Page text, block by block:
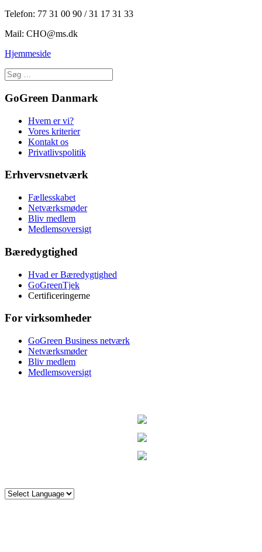
Telefon: 77 31 00 90 / 31 17 31 33
Mail: CHO@ms.dk
Hjemmeside
GoGreen Danmark
Hvem er vi?
Vores kriterier
Kontakt os
Privatlivspolitik
Erhvervsnetværk
Fællesskabet
Netværksmøder
Bliv medlem
Medlemsoversigt
Bæredygtighed
Hvad er Bæredygtighed
GoGreenTjek
Certificeringerne
For virksomheder
GoGreen Business netværk
Netværksmøder
Bliv medlem
Medlemsoversigt